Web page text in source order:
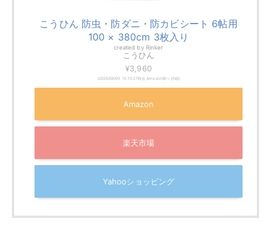
畳をフローリング化するアイテムはマットやタイルなど
さまざまな種類があります。
で、自宅に合ったアイテムを探してみましょう。
また、設置のしやすさも要チェックです。重さや設置方